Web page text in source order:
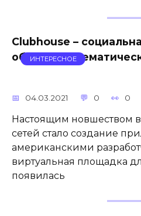
Clubhouse –
общения в
ИНТЕРЕСНОЕ
04.03.2021 0 0
Настоящим новшеством
сетей стало создание
американскими
виртуальная площадка
появилась